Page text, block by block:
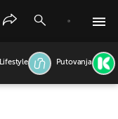
Lifestyle Putovanja